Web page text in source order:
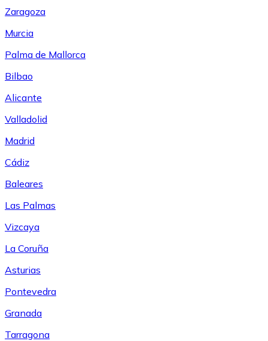
Zaragoza
Murcia
Palma de Mallorca
Bilbao
Alicante
Valladolid
Madrid
Cádiz
Baleares
Las Palmas
Vizcaya
La Coruña
Asturias
Pontevedra
Granada
Tarragona